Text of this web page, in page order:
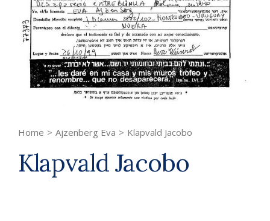
Home > Ajzenberg Eva > Klapvald Jacobo
Klapvald Jacobo